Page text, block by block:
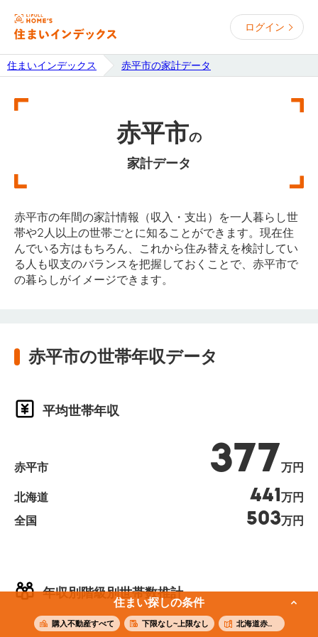
ログイン
住まいインデックス 赤平市の家計データ
住まい探しの条件
購入不動産すべて 下限なし~上限なし 北海道赤平市
赤平市の
家計データ
赤平市の年間の家計情報（収入・支出）を一人暮らし世
帯や2人以上の世帯ごとに知ることができます。現在住
んでいる方はもちろん、これから住み替えを検討してい
る人も収支のバランスを把握しておくことで、赤平市で
の暮らしがイメージできます。
赤平市の世帯年収データ
年収別階級別世帯数推計
平均世帯年収
赤平市 377万円
北海道 441 万円
全国
503万円